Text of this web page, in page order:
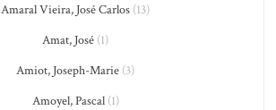
Amaral Vieira, José Carlos (13)
Amat, José (1)
Amiot, Joseph-Marie (3)
Amoyel, Pascal(1)